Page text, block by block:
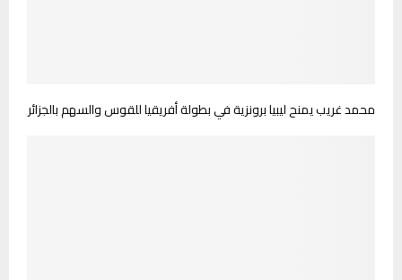
محمد غريب يمنح ليبيا برونزية في بطولة أفريقيا للقوس والسهم بالجزائر